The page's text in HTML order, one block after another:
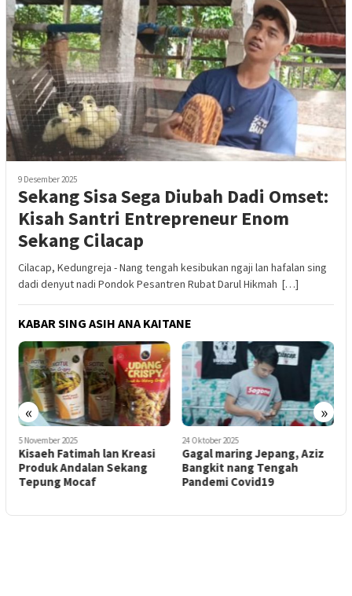
9 Desember 2025
Sekang Sisa Sega Diubah Dadi Omset:
Kisah Santri Entrepreneur Enom
Sekang Cilacap
Cilacap, Kedungreja - Nang tengah kesibukan ngaji lan hafalan sing
dadi denyut nadi Pondok Pesantren Rubat Darul Hikmah […]
KABAR SING ASIH ANA KAITANE
« »
5 November 2025
Kisaeh Fatimah lan Kreasi
Produk Andalan Sekang
Tepung Mocaf
24 Oktober 2025
Gagal maring Jepang, Aziz
Bangkit nang Tengah
Pandemi Covid19